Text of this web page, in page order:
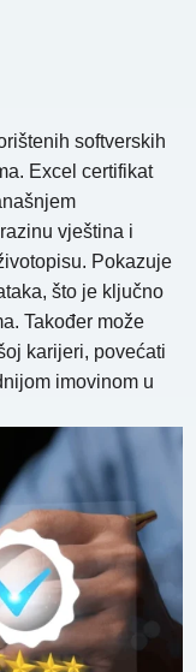
softverskih
Excel certifikat
vještina i
Pokazuje
što je ključno
Također može
karijeri, povećati
imovinom u